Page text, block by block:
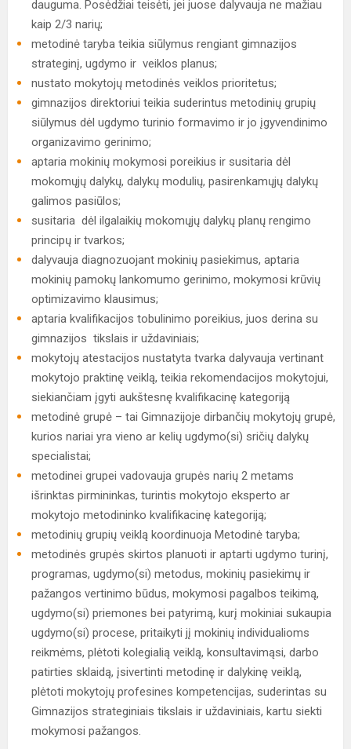
dauguma. Posėdžiai teisėti, jei juose dalyvauja ne mažiau
kaip 2/3 narių;
metodinė taryba teikia siūlymus rengiant gimnazijos
strateginį, ugdymo ir veiklos planus;
nustato mokytojų metodinės veiklos prioritetus;
gimnazijos direktoriui teikia suderintus metodinių grupių
siūlymus dėl ugdymo turinio formavimo ir jo įgyvendinimo
organizavimo gerinimo;
aptaria mokinių mokymosi poreikius ir susitaria dėl
mokomųjų dalykų, dalykų modulių, pasirenkamųjų dalykų
galimos pasiūlos;
susitaria dėl ilgalaikių mokomųjų dalykų planų rengimo
principų ir tvarkos;
dalyvauja diagnozuojant mokinių pasiekimus, aptaria
mokinių pamokų lankomumo gerinimo, mokymosi krūvių
optimizavimo klausimus;
aptaria kvalifikacijos tobulinimo poreikius, juos derina su
gimnazijos tikslais ir uždaviniais;
mokytojų atestacijos nustatyta tvarka dalyvauja vertinant
mokytojo praktinę veiklą, teikia rekomendacijos mokytojui,
siekiančiam įgyti aukštesnę kvalifikacinę kategoriją
metodinė grupė – tai Gimnazijoje dirbančių mokytojų grupė,
kurios nariai yra vieno ar kelių ugdymo(si) sričių dalykų
specialistai;
metodinei grupei vadovauja grupės narių 2 metams
išrinktas pirmininkas, turintis mokytojo eksperto ar
mokytojo metodininko kvalifikacinę kategoriją;
metodinių grupių veiklą koordinuoja Metodinė taryba;
metodinės grupės skirtos planuoti ir aptarti ugdymo turinį,
programas, ugdymo(si) metodus, mokinių pasiekimų ir
pažangos vertinimo būdus, mokymosi pagalbos teikimą,
ugdymo(si) priemones bei patyrimą, kurį mokiniai sukaupia
ugdymo(si) procese, pritaikyti jį mokinių individualioms
reikmėms, plėtoti kolegialią veiklą, konsultavimąsi, darbo
patirties sklaidą, įsivertinti metodinę ir dalykinę veiklą,
plėtoti mokytojų profesines kompetencijas, suderintas su
Gimnazijos strateginiais tikslais ir uždaviniais, kartu siekti
mokymosi pažangos.